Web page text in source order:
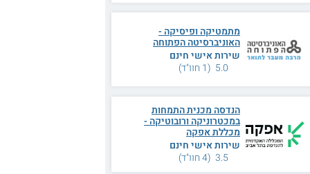
מתמטיקה ופיסיקה -
האוניברסיטה הפתוחה
שירות אישי חינם
5.0 (1 חוו"ד)
הנדסה מכנית התמחות
במכטרוניקה ורובוטיקה -
מכללת אפקה
שירות אישי חינם
3.5 (4 חוו"ד)